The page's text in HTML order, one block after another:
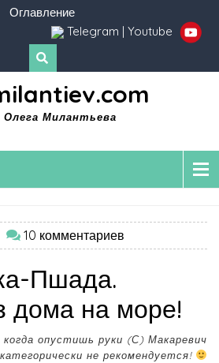
Оглавление
Telegram | Youtube
Милантьева
10 комментариев
Пшада.
дома на море!
опустишь руки (С) Макаревич
не рекомендуется!